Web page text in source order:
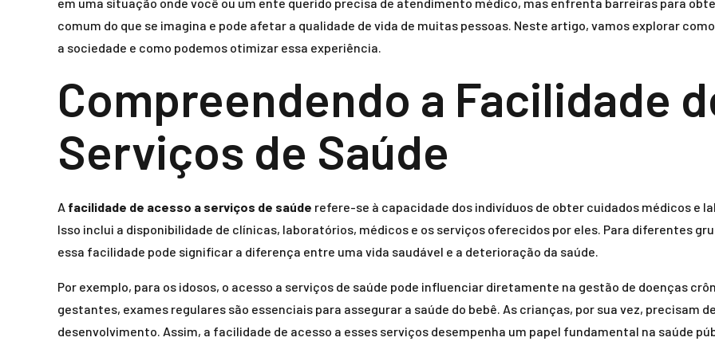
comum do que se imagina e pode afetar a qualidade de vida de muitas pessoas. Neste artigo, vamos explorar
a sociedade e como podemos otimizar essa experiência.
Compreendendo a Facilidade
Serviços de Saúde
A facilidade de acesso a serviços de saúde refere-se à capacidade dos indivíduos de obter cuidados médicos e
Isso inclui a disponibilidade de clínicas, laboratórios, médicos e os serviços oferecidos por eles. Para diferentes
essa facilidade pode significar a diferença entre uma vida saudável e a deterioração da saúde.
Por exemplo, para os idosos, o acesso a serviços de saúde pode influenciar diretamente na gestão de doenças
gestantes, exames regulares são essenciais para assegurar a saúde do bebê. As crianças, por sua vez, precisam
desenvolvimento. Assim, a facilidade de acesso a esses serviços desempenha um papel fundamental na saúde